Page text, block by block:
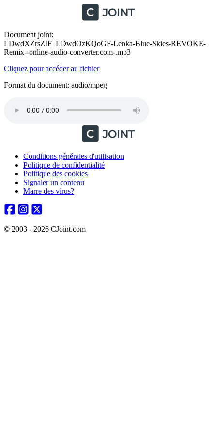
Document joint:
LDwdXZrsZIF_LDwdOzKQoGF-Lenka-Blue-Skies-REVOKE-
Remix--online-audio-converter.com-.mp3
Cliquez pour accéder au fichier
Format du document: audio/mpeg
Conditions générales d'utilisation
Politique de confidentialité
Politique des cookies
Signaler un contenu
Marre des virus?
© 2003 - 2026 CJoint.com